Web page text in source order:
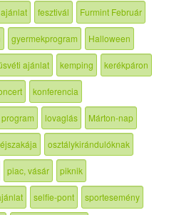
fesztivál Furmint Február
gyermekprogram Halloween
ajánlat kemping kerékpáron
konferencia
lovaglás Márton-nap
osztálykirándulóknak
piac, vásár piknik
selfie-pont sportesemény